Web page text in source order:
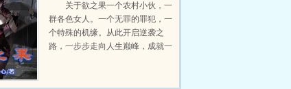
关于欲之果一个农村小伙，一
群各色女人。一个无罪的罪犯，一
个特殊的机缘。从此开启逆袭之
路，一步步走向人生巅峰，成就一